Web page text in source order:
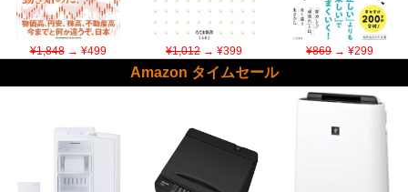
¥1,848→ ¥499 ¥1,012→ ¥399 ¥869→ ¥299
Amazon タイムセール